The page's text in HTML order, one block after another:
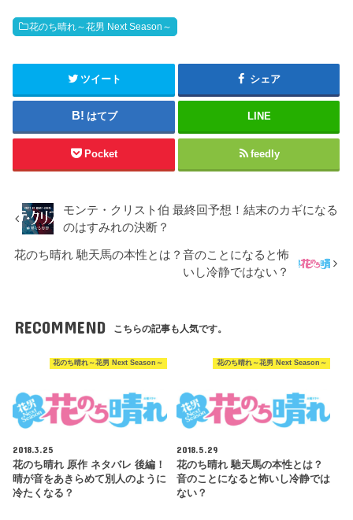
花のち晴れ～花男 Next Season～
ツイート シェア
はてブ LINE
Pocket feedly
モンテ・クリスト伯 最終回予想！結末のカギになる
のはすみれの決断？
花のち晴れ 馳天馬の本性とは？音のことになると怖
いし冷静ではない？
RECOMMEND こちらの記事も人気です。
花のち晴れ～花男 Next Season～
2018.3.25
花のち晴れ 原作 ネタバレ 後編！
晴が音をあきらめて別人のように
冷たくなる？
花のち晴れ～花男 Next Season～
2018.5.29
花のち晴れ 馳天馬の本性とは？
音のことになると怖いし冷静では
ない？